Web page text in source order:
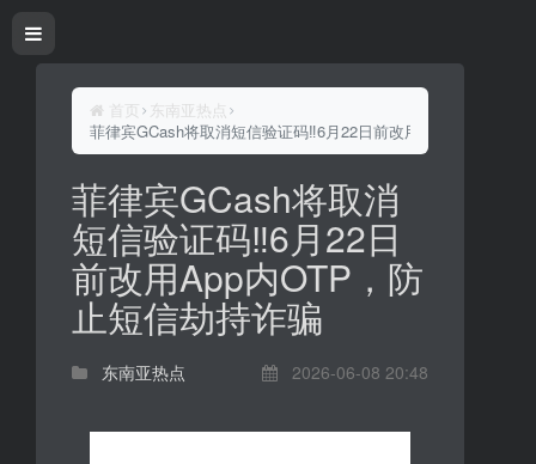
首页
东南亚热点
菲律宾GCash将取消短信验证码‼️6月22日前改用App内OTP，防
菲律宾GCash将取消
短信验证码‼️6月22日
前改用App内OTP，防
止短信劫持诈骗
东南亚热点 2026-06-08 20:48